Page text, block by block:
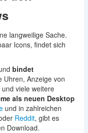
langweilige Sache.
Icons, findet sich
bindet
Uhren, Anzeige von
viele weitere
als neuen Desktop
und in zahlreichen
Reddit, gibt es
Download.